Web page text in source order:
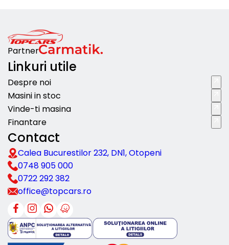
Partner
Linkuri utile
Despre noi
Masini in stoc
Vinde-ti masina
Finantare
Contact
Calea Bucurestilor 232, DN1, Otopeni
0748 905 000
0722 292 382
office@topcars.ro